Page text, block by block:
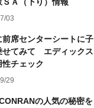
03
前席センターシートに子
せてみて エディックス
性チェック
29
の人気の秘密を